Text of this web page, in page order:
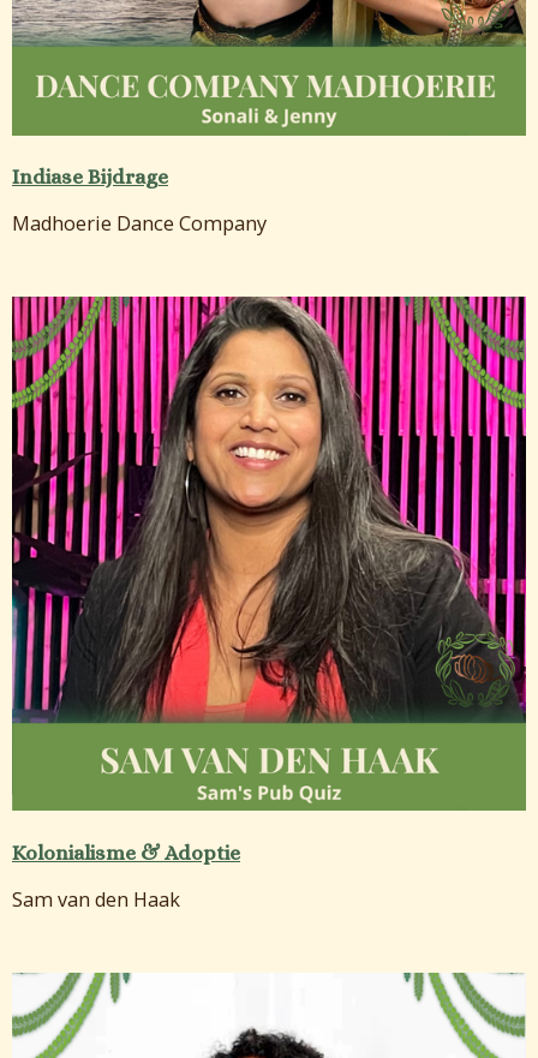
Indiase Bijdrage
Madhoerie Dance Company
Kolonialisme & Adoptie
Sam van den Haak